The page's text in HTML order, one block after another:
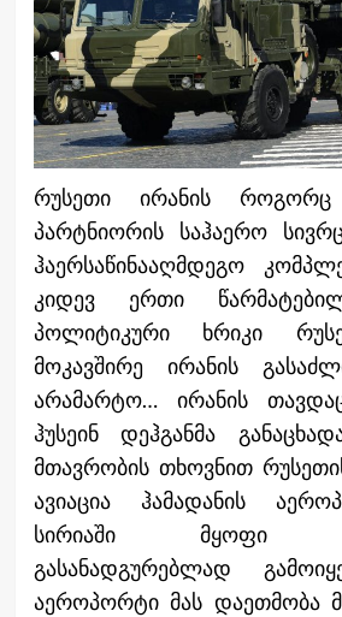
რუსეთი ირანის როგორც
პარტნიორის საჰაერო
ჰაერსაწინააღმდეგო
კიდევ ერთი
პოლიტიკური ხრიკი
მოკავშირე ირანის
არამარტო… ირანის
ჰუსეინ დეჰგანმა
მთავრობის თხოვნით
ავიაცია ჰამადანის
სირიაში მყოფი
გასანადგურებლად
აეროპორტი მას დაეთმობა